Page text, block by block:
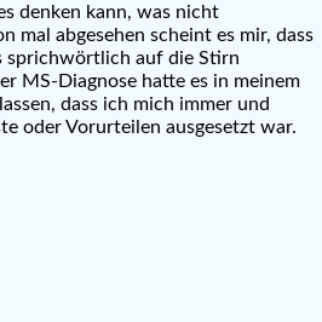
denken kann, was nicht
mal abgesehen scheint es mir, dass
sprichwörtlich auf die Stirn
MS-Diagnose hatte es in meinem
dass ich mich immer und
oder Vorurteilen ausgesetzt war.